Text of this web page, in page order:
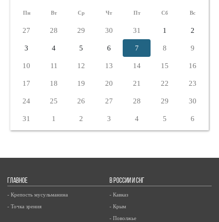
Пн Вт Ср Чт Пт Сб Вс
27 28 29 30 31 1 2
3 4 5 6 7 8 9
10 11 12 13 14 15 16
17 18 19 20 21 22 23
24 25 26 27 28 29 30
31 1 2 3 4 5 6
ГЛАВНОЕ
- Крепость мусульманина
- Точка зрения
В РОССИИ И СНГ
- Кавказ
- Крым
- Поволжье